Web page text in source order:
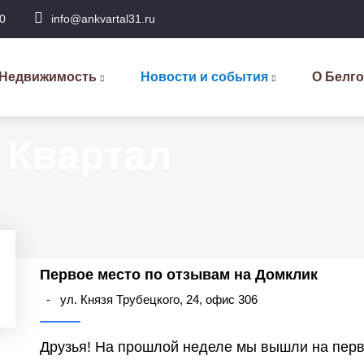
info@ankvartal31.ru
Недвижимость Новости и события О
Первое место по отзывам на Домклик
- ул. Князя Трубецкого, 24, офис 306
Друзья! На прошлой неделе мы вышли на